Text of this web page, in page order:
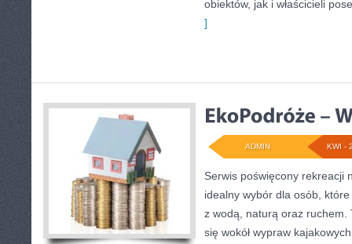
obiektów, jak i właścicieli
]
KWI -
ADMIN
Serwis poświęcony rekreacji
idealny wybór dla osób,
z wodą, naturą oraz ruchem.
się wokół wypraw